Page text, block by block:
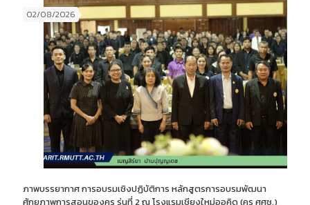
02/08/2026
ภาพบรรยากาศ การอบรมเชิงปฏิบัติการ หลักสูตรการอบรมพัฒนา
ศักยภาพการสอนของครู รุ่นที่ 2 ณ โรงแรมเชียงใหม่ออคิด (ครู ศศช.)